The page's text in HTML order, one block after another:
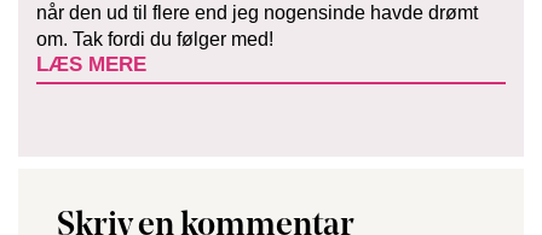
når den ud til flere end jeg nogensinde havde drømt
om. Tak fordi du følger med!
LÆS MERE
Skriv en kommentar